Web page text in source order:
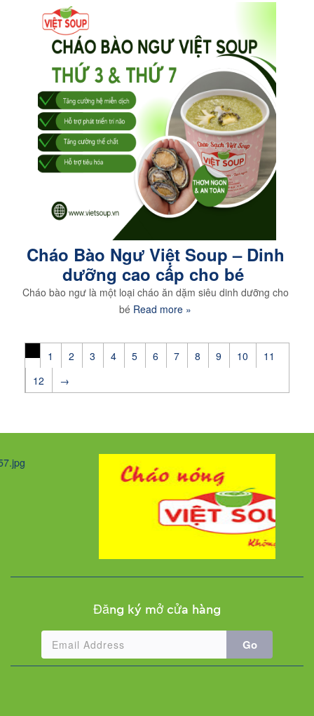
Cháo Bào Ngư Việt Soup – Dinh
dưỡng cao cấp cho bé
Cháo bào ngư là một loại cháo ăn dặm siêu dinh dưỡng cho
bé Read more »
1 2 3 4 5 6 7 8 9 10
11
12
→
Đăng ký mở cửa hàng
Go